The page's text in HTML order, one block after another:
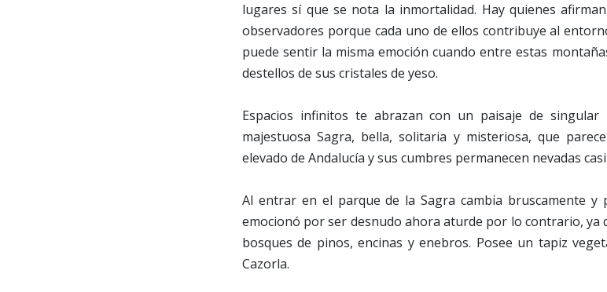
lugares sí que se nota la inmortalidad. Hay quienes
observadores porque cada uno de ellos contribuye al
puede sentir la misma emoción cuando entre estas
destellos de sus cristales de yeso.
Espacios infinitos te abrazan con un paisaje de
majestuosa Sagra, bella, solitaria y misteriosa, que
elevado de Andalucía y sus cumbres permanecen nevadas
Al entrar en el parque de la Sagra cambia bruscamente y
emocionó por ser desnudo ahora aturde por lo contrario, ya
bosques de pinos, encinas y enebros. Posee un tapiz
Cazorla.